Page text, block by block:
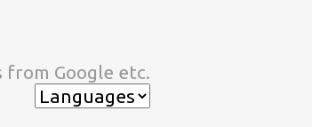
from Google etc.